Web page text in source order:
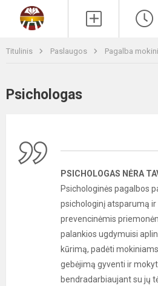
Titulinis Paslaugos Pagalba
Psichologas
PSICHOLOGAS NĖRA
Psichologinės pagalbos
psichologinį atsparumą ir
prevencinėmis
palankios ugdymuisi
kūrimą, padėti
gebėjimą gyventi ir
bendradarbiaujant su jų